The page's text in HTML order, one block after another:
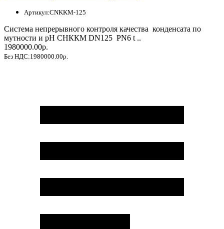
Артикул:CNKKM-125
Система непрерывного контроля качества конденсата по
мутности и pH СНККМ DN125 РN6 t ..
1980000.00р.
Без НДС:1980000.00р.